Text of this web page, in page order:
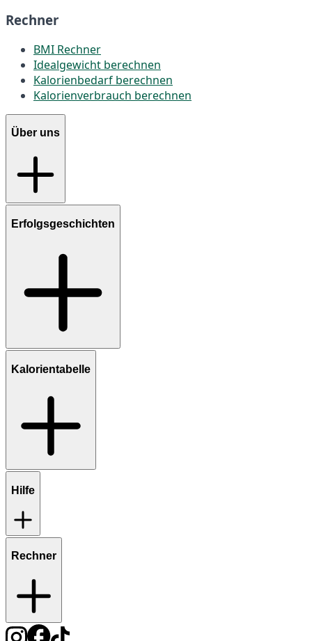
Rechner
BMI Rechner
Idealgewicht berechnen
Kalorienbedarf berechnen
Kalorienverbrauch berechnen
Über uns
Erfolgsgeschichten
Kalorientabelle
Hilfe
Rechner